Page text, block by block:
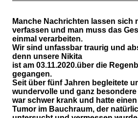
Manche Nachrichten lassen sich
verfassen und man muss das
einmal verarbeiten.
Wir sind unfassbar traurig und
denn unsere Nikita
ist am 03.11.2020.über die
gegangen.
Seit über fünf Jahren begleitete
wundervolle und ganz besondere
war schwer krank und hatte
Tumor im Bauchraum, der